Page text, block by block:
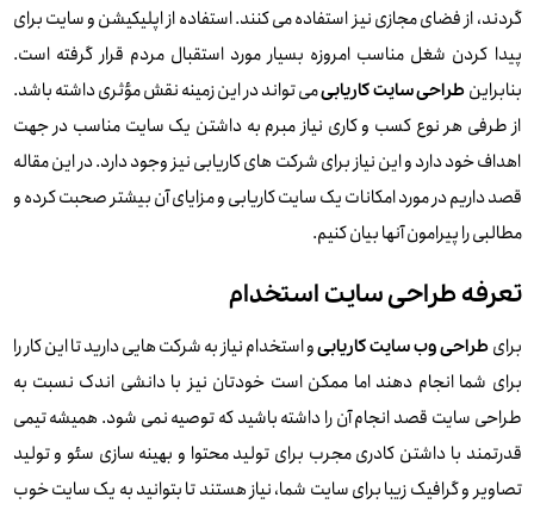
گردند، از فضای مجازی نیز استفاده می کنند. استفاده از اپلیکیشن و سایت برای
پیدا کردن شغل مناسب امروزه بسیار مورد استقبال مردم قرار گرفته است.
بنابراین طراحی سایت کاریابیمی تواند در این زمینه نقش مؤثری داشته باشد.
از طرفی هر نوع کسب و کاری نیاز مبرم به داشتن یک سایت مناسب در جهت
اهداف خود دارد و این نیاز برای شرکت های کاریابی نیز وجود دارد. در این مقاله
قصد داریم در مورد امکانات یک سایت کاریابی و مزایای آن بیشتر صحبت کرده و
مطالبی را پیرامون آنها بیان کنیم.
تعرفه طراحی سایت استخدام
برای طراحی وب سایت کاریابیو استخدام نیاز به شرکت هایی دارید تا این کار را
برای شما انجام دهند اما ممکن است خودتان نیز با دانشی اندک نسبت به
طراحی سایت قصد انجام آن را داشته باشید که توصیه نمی شود. همیشه تیمی
قدرتمند با داشتن کادری مجرب برای تولید محتوا و بهینه سازی سئو و تولید
تصاویر و گرافیک زیبا برای سایت شما، نیاز هستند تا بتوانید به یک سایت خوب